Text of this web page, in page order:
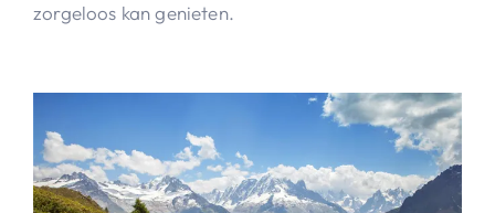
zorgeloos kan genieten.